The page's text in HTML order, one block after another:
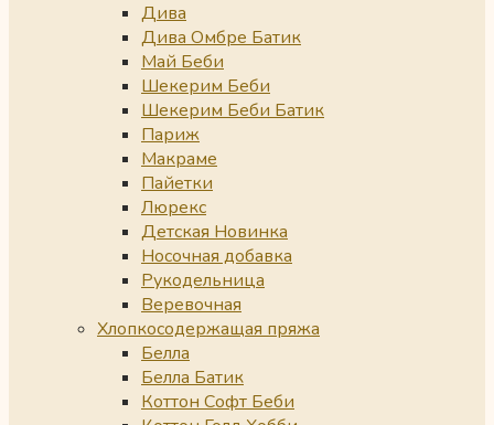
Дива
Дива Омбре Батик
Май Беби
Шекерим Беби
Шекерим Беби Батик
Париж
Макраме
Пайетки
Люрекс
Детская Новинка
Носочная добавка
Рукодельница
Веревочная
Хлопкосодержащая пряжа
Белла
Белла Батик
Коттон Софт Беби